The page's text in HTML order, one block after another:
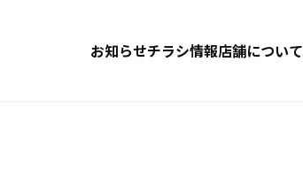
お知らせチラシ情報店舗について